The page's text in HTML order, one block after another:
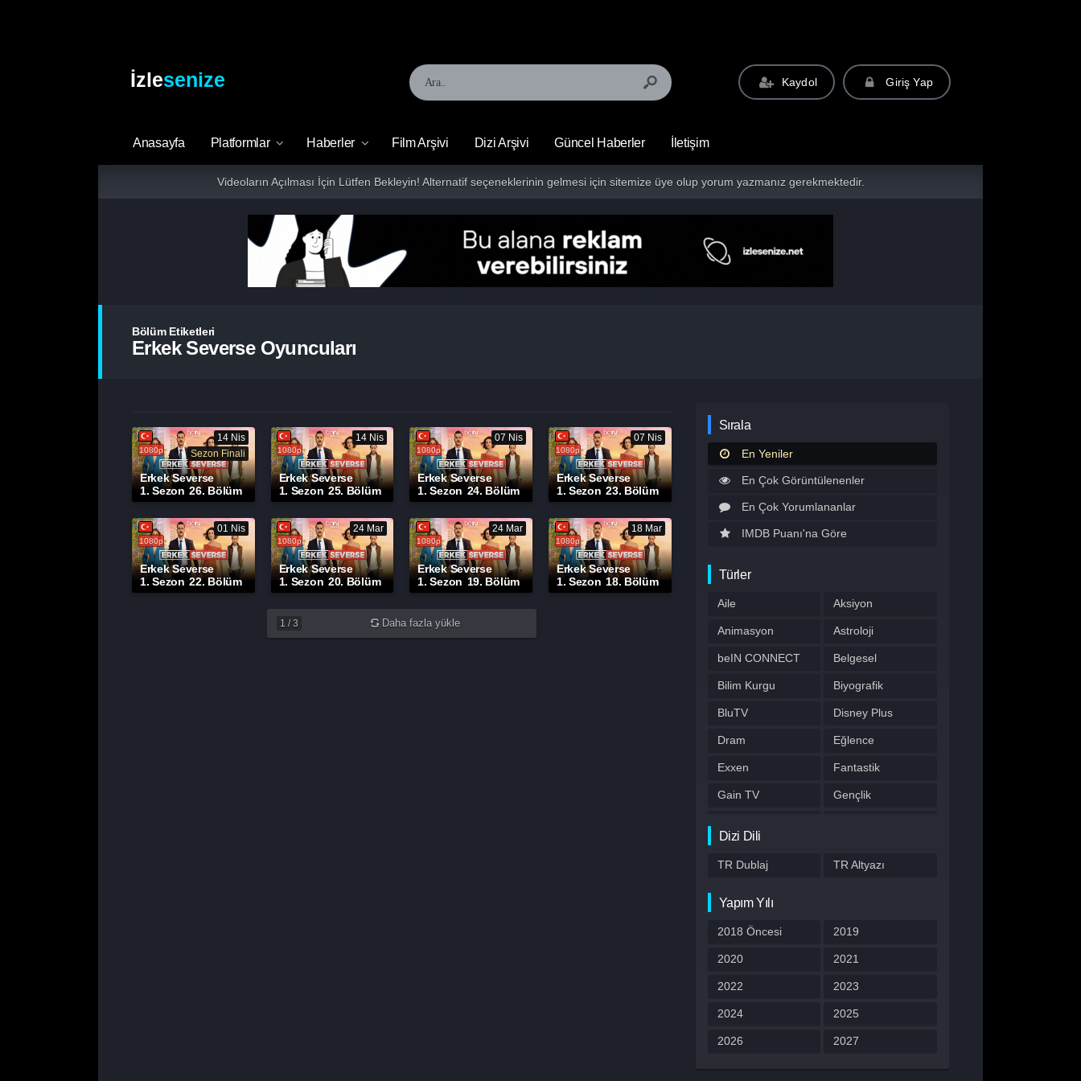
İzlesenize Kaydol Giriş Yap
Anasayfa Platformlar Haberler Film Arşivi Dizi Arşivi Güncel Haberler İletişim
Videoların Açılması İçin Lütfen Bekleyin! Alternatif seçeneklerinin gelmesi için sitemize üye olup yorum yazmanız gerekmektedir.
Bölüm Etiketleri
Erkek Severse Oyuncuları
1080p Sezon Finali
14 Nis
Erkek Severse
1. Sezon 26. Bölüm
1080p
14 Nis
Erkek Severse
1. Sezon 25. Bölüm
1080p
07 Nis
Erkek Severse
1. Sezon 24. Bölüm
1080p
07 Nis
Erkek Severse
1. Sezon 23. Bölüm
1080p
01 Nis
Erkek Severse
1. Sezon 22. Bölüm
1080p
24 Mar
Erkek Severse
1. Sezon 20. Bölüm
1080p
24 Mar
Erkek Severse
1. Sezon 19. Bölüm
1080p
18 Mar
Erkek Severse
1. Sezon 18. Bölüm
1 / 3 Daha fazla yükle
Sırala
En Yeniler
En Çok Görüntülenenler
En Çok Yorumlananlar
IMDB Puanı'na Göre
Türler
Aile Aksiyon
Animasyon Astroloji
beIN CONNECT Belgesel
Bilim Kurgu Biyografik
BluTV Disney Plus
Dram Eğlence
Exxen Fantastik
Gain TV Gençlik
Kore Dizileri
Korku Macera
Müzik Müzikal
Netflix Otomobil
Polisiye Prime Video
Program Reality
Romantik Savaş
Dizi Dili
TR Dublaj TR Altyazı
Yapım Yılı
2018 Öncesi 2019
2020 2021
2022 2023
2024 2025
2026 2027